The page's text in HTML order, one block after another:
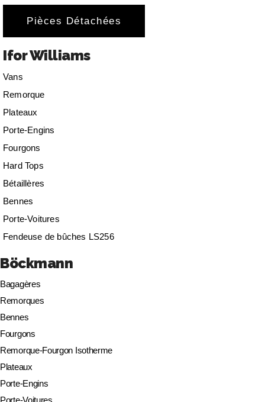
Pièces Détachées
Ifor Williams
Vans
Remorque
Plateaux
Porte-Engins
Fourgons
Hard Tops
Bétaillères
Bennes
Porte-Voitures
Fendeuse de bûches LS256
Böckmann
Bagagères
Remorques
Bennes
Fourgons
Remorque-Fourgon Isotherme
Plateaux
Porte-Engins
Porte-Voitures